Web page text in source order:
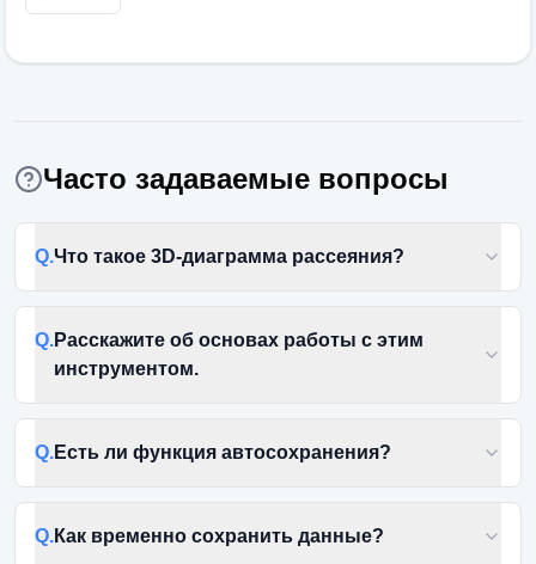
Часто задаваемые вопросы
Q.Что такое 3D-диаграмма рассеяния?
Q.Расскажите об основах работы с этим
инструментом.
Q.Есть ли функция автосохранения?
Q.Как временно сохранить данные?